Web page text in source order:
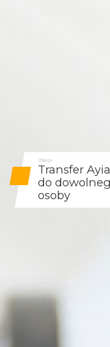
Oferta
Transfer
do
osoby